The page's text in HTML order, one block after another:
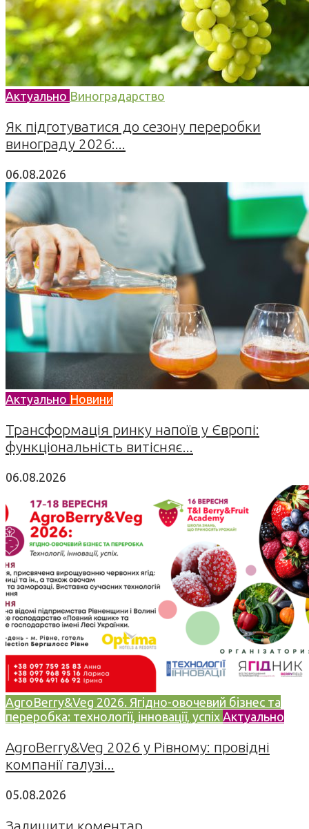
Актуально Виноградарство
Як підготуватися до сезону переробки
винограду 2026:...
06.08.2026
Актуально Новини
Трансформація ринку напоїв у Європі:
функціональність витісняє...
06.08.2026
AgroBerry&Veg 2026. Ягідно-овочевий бізнес та
переробка: технології, інновації, успіх Актуально
AgroBerry&Veg 2026 у Рівному: провідні
компанії галузі...
05.08.2026
Залишити коментар